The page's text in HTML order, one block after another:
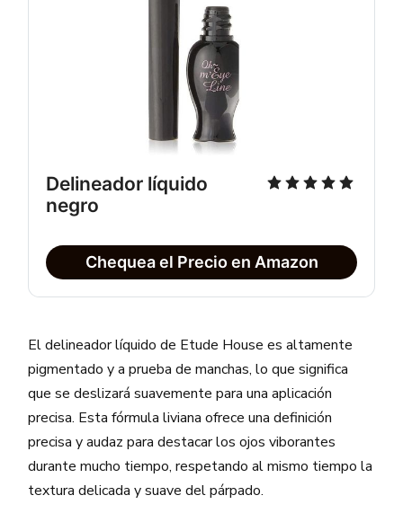
Delineador líquido
negro
Chequea el Precio en Amazon
El delineador líquido de Etude House es altamente
pigmentado y a prueba de manchas, lo que significa
que se deslizará suavemente para una aplicación
precisa. Esta fórmula liviana ofrece una definición
precisa y audaz para destacar los ojos viborantes
durante mucho tiempo, respetando al mismo tiempo la
textura delicada y suave del párpado.